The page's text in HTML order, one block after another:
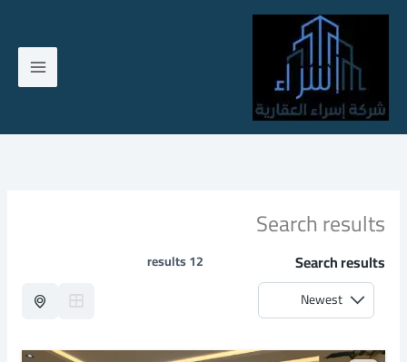
تخطي
Search results
Search results
12 results